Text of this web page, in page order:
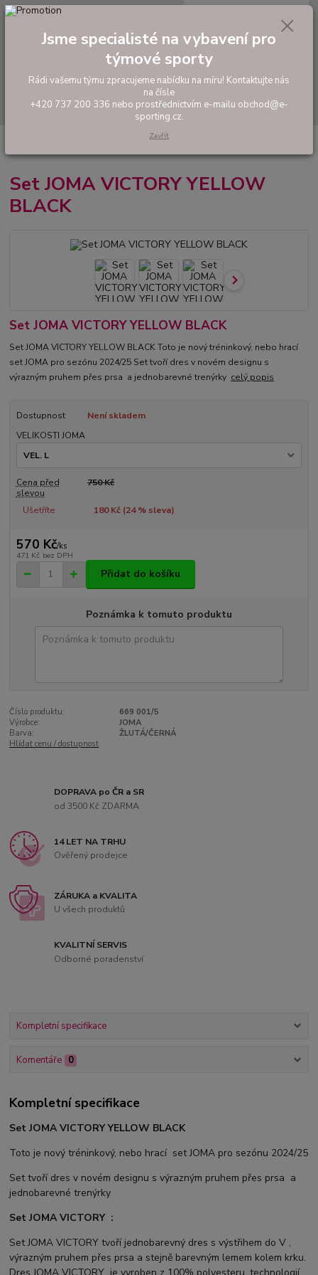
Hledat
tel: +420 737 200 336
0,00 Kč
Tréninkové oblečení
JOMA VICTORY YELLOW BLACK
Set JOMA VICTORY YELLOW
BLACK
Set JOMA VICTORY YELLOW BLACK
Set JOMA VICTORY YELLOW BLACK Toto je nový tréninkový, nebo hrací
set JOMA pro sezónu 2024/25 Set tvoří dres v novém designu s
výrazným pruhem přes prsa a jednobarevné trenýrky celý popis
Dostupnost
Není skladem
VELIKOSTI JOMA
Cena před
slevou
750 Kč
Ušetříte 180 Kč (24% sleva)
570 Kč/ks
471 Kč bez DPH
Přidat do košíku
Poznámka k tomuto produktu
Číslo produktu:
669 001/5
Výrobce:
JOMA
Barva:
ŽLUTÁ/ČERNÁ
Hlídat cenu / dostupnost
DOPRAVA po ČR a SR
od 3500 Kč ZDARMA
14 LET NA TRHU
Ověřený prodejce
ZÁRUKA a KVALITA
U všech produktů
KVALITNÍ SERVIS
Odborné poradenství
Kompletní specifikace
Komentáře 0
Kompletní specifikace
Set JOMA VICTORY YELLOW BLACK
Toto je nový tréninkový, nebo hrací set JOMA pro sezónu 2024/25
Set tvoří dres v novém designu s výrazným pruhem přes prsa a
jednobarevné trenýrky
Set JOMA VICTORY :
Set JOMA VICTORY tvoří jednobarevný dres s výstřihem do V ,
výrazným pruhem přes prsa a stejně barevným lemem kolem krku.
Jsme specialisté na vybavení pro
týmové sporty
Rádi vašemu týmu zpracujeme nabídku na míru! Kontaktujte nás
na čísle
+420 737 200 336 nebo prostřednictvím e-mailu obchod@e-
sporting.cz.
Zavřít